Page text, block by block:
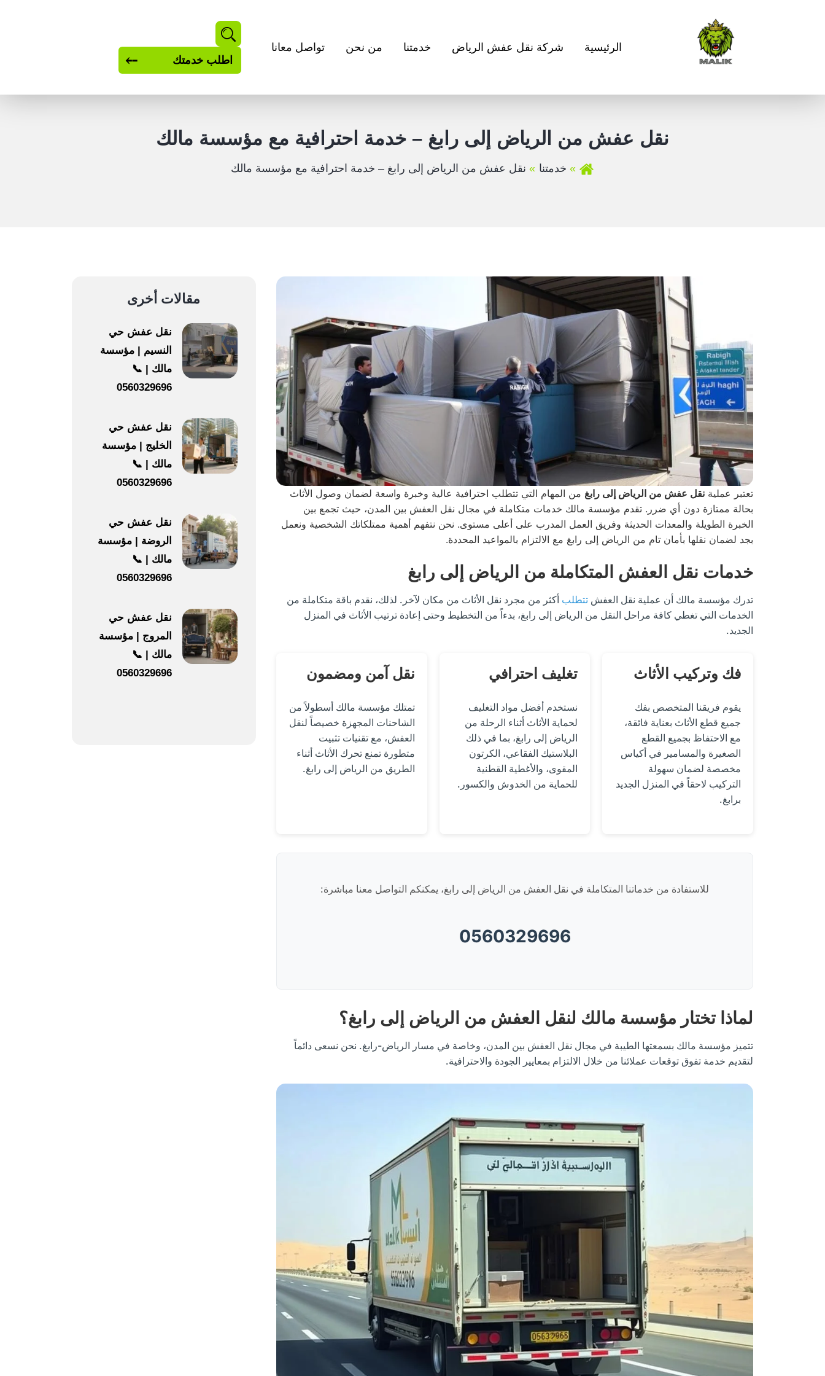
الرئيسية شركة نقل عفش الرياض خدمتنا من نحن تواصل معانا
اطلب خدمتك
نقل عفش من الرياض إلى رابغ – خدمة احترافية مع مؤسسة مالك
خدمتنا نقل عفش من الرياض إلى رابغ – خدمة احترافية مع مؤسسة مالك
تعتبر عملية نقل عفش من الرياض إلى رابغ من المهام التي تتطلب احترافية عالية وخبرة واسعة لضمان وصول الأثاث
بحالة ممتازة دون أي ضرر. تقدم مؤسسة مالك خدمات متكاملة في مجال نقل العفش بين المدن، حيث تجمع بين
الخبرة الطويلة والمعدات الحديثة وفريق العمل المدرب على أعلى مستوى. نحن نتفهم أهمية ممتلكاتك الشخصية ونعمل
بجد لضمان نقلها بأمان تام من الرياض إلى رابغ مع الالتزام بالمواعيد المحددة.
خدمات نقل العفش المتكاملة من الرياض إلى رابغ
تدرك مؤسسة مالك أن عملية نقل العفش تتطلب أكثر من مجرد نقل الأثاث من مكان لآخر. لذلك، نقدم باقة متكاملة من
الخدمات التي تغطي كافة مراحل النقل من الرياض إلى رابغ، بدءاً من التخطيط وحتى إعادة ترتيب الأثاث في المنزل
الجديد.
فك وتركيب الأثاث
يقوم فريقنا المتخصص بفك
جميع قطع الأثاث بعناية فائقة،
مع الاحتفاظ بجميع القطع
الصغيرة والمسامير في أكياس
مخصصة لضمان سهولة
التركيب لاحقاً في المنزل الجديد
برابغ.
تغليف احترافي
نستخدم أفضل مواد التغليف
لحماية الأثاث أثناء الرحلة من
الرياض إلى رابغ، بما في ذلك
البلاستيك الفقاعي، الكرتون
المقوى، والأغطية القطنية
للحماية من الخدوش والكسور.
نقل آمن ومضمون
تمتلك مؤسسة مالك أسطولاً من
الشاحنات المجهزة خصيصاً لنقل
العفش، مع تقنيات تثبيت
متطورة تمنع تحرك الأثاث أثناء
الطريق من الرياض إلى رابغ.
للاستفادة من خدماتنا المتكاملة في نقل العفش من الرياض إلى رابغ، يمكنكم التواصل معنا مباشرة:
0560329696
لماذا تختار مؤسسة مالك لنقل العفش من الرياض إلى رابغ؟
تتميز مؤسسة مالك بسمعتها الطيبة في مجال نقل العفش بين المدن، وخاصة في مسار الرياض-رابغ. نحن نسعى دائماً
لتقديم خدمة تفوق توقعات عملائنا من خلال الالتزام بمعايير الجودة والاحترافية.
مقالات أخرى
نقل عفش حي
النسيم | مؤسسة
مالك | 📞
0560329696
نقل عفش حي
الخليج | مؤسسة
مالك | 📞
0560329696
نقل عفش حي
الروضة | مؤسسة
مالك | 📞
0560329696
نقل عفش حي
المروج | مؤسسة
مالك | 📞
0560329696